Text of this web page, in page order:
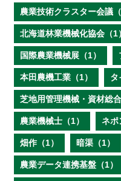
農業技術クラスター会議（
北海道林業機械化協会（1
国際農業機械展（1）
本田農機工業（1） タ
芝地用管理機械・資材総
農業機械士（1） ネポ
畑作（1） 暗渠（1）
農業データ連携基盤（1）